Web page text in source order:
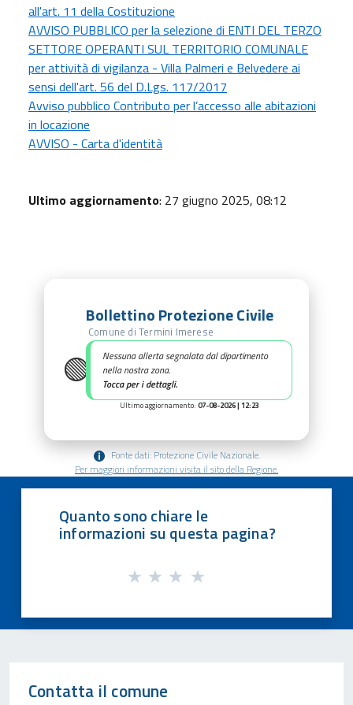
all'art. 11 della Costituzione
AVVISO PUBBLICO per la selezione di ENTI DEL TERZO
SETTORE OPERANTI SUL TERRITORIO COMUNALE
per attività di vigilanza - Villa Palmeri e Belvedere ai
sensi dell'art. 56 del D.Lgs. 117/2017
Avviso pubblico Contributo per l’accesso alle abitazioni
in locazione
AVVISO - Carta d'identità
Ultimo aggiornamento: 27 giugno 2025, 08:12
🟢
Bollettino Protezione Civile
Comune di Termini Imerese
Nessuna allerta segnalata dal dipartimento
nella nostra zona.
Tocca per i dettagli.
Ultimo aggiornamento: 07-08-2026 | 12:23
Fonte dati: Protezione Civile Nazionale.
Per maggiori informazioni visita il sito della Regione.
Quanto sono chiare le
informazioni su questa pagina?
Contatta il comune